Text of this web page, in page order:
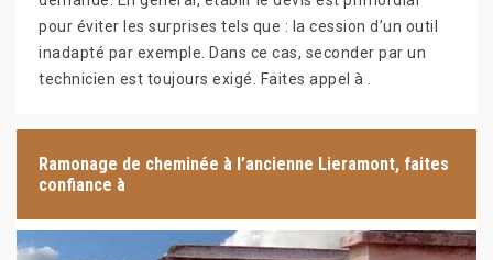
pour éviter les surprises tels que : la cession d’un outil
inadapté par exemple. Dans ce cas, seconder par un
technicien est toujours exigé. Faites appel à .
Ramonage de cheminée à l’ancienne Lieramont, faites
confiance à